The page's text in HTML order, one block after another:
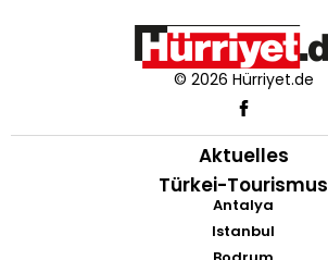
© 2026 Hürriyet.de
Aktuelles
Türkei-Tourismus
Antalya
Istanbul